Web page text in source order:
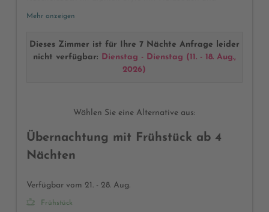
unvergleichlicher Wohlfühlatmosphäre, begehbarer
Dusche und separates WC, Föhn, Kosmetikspiegel,
Wellnesstasche mit Bademänteln und Badetüchern, 2
Sonnenbalkone mit frischer Bergluft und herrlichem Blick
Mehr anzeigen
Dieses Zimmer ist für Ihre 7 Nächte Anfrage leider
nicht verfügbar: Dienstag - Dienstag ( 11. - 18. Aug.,
2026)
Wählen Sie eine Alternative aus:
Übernachtung mit Frühstück ab 4
Nächten
Verfügbar vom 21. - 28. Aug.
Frühstück